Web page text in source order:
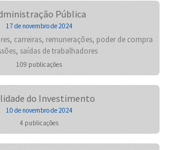
Pública
17 de novembro de 2024
carreiras, remunerações, poder de compra
saídas de trabalhadores
109 publicações
do Investimento
10 de novembro de 2024
4 publicações